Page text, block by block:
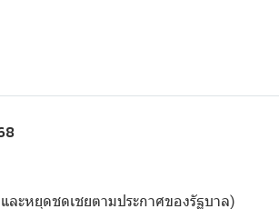
ละหยุดชดเชยตามประกาศของรัฐบาล)